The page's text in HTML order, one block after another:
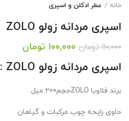
خانه عطر ادکلن و اسپری
اسپری مردانه زولو ZOLO
۱۱۰,۰۰۰ تومان قیمت
۱۱۰,۰۰۰ تومان
۱۰۰,۰۰۰ تومان
۱۰۰,۰۰۰ تومان.
اسپری مردانه زولو ZOLO :
برند فلاویا ZOLOحجم200 میل
حاوی رایحه چوب مرکبات و گیاهان